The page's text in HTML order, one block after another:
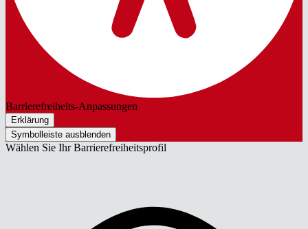
Barrierefreiheits-Anpassungen
Erklärung
Symbolleiste ausblenden
Wählen Sie Ihr Barrierefreiheitsprofil